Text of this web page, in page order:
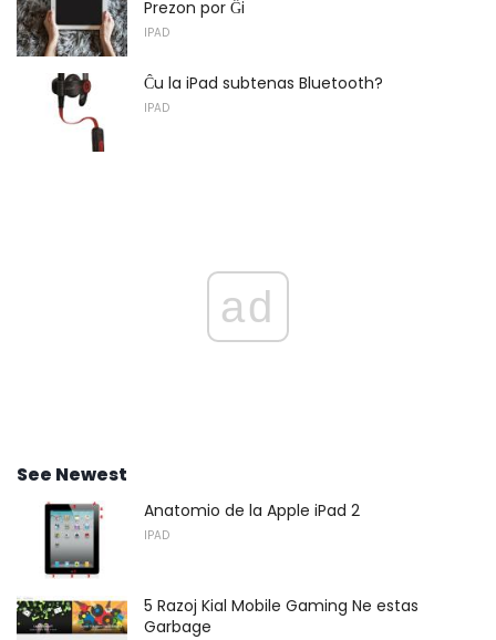
Prezon por Ĝi
IPAD
Ĉu la iPad subtenas Bluetooth?
IPAD
ad
See Newest
Anatomio de la Apple iPad 2
IPAD
5 Razoj Kial Mobile Gaming Ne estas
Garbage